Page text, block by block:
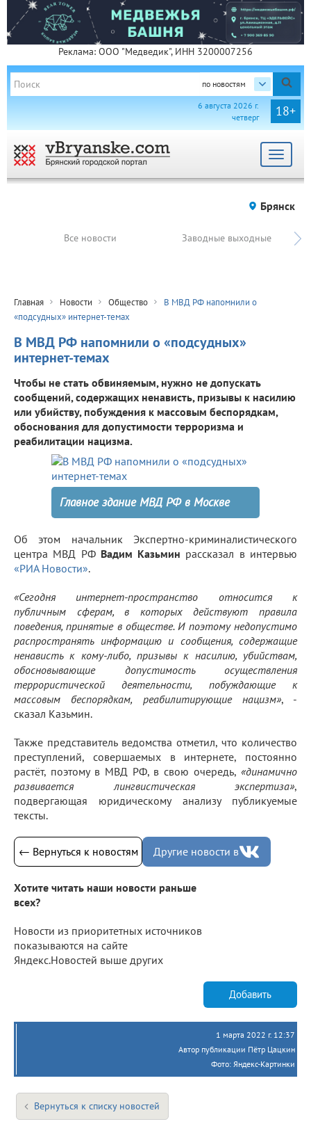
Реклама: ООО "Медведик", ИНН 3200007256
по новостям
18+
6 августа 2026 г.
четверг
Toggle
Брянск
Все новости Заводные выходные
Главная Новости Общество
В МВД РФ напомнили о
«подсудных» интернет-темах
В МВД РФ напомнили о «подсудных»
интернет-темах
Чтобы не стать обвиняемым, нужно не допускать
сообщений, содержащих ненависть, призывы к насилию
или убийству, побуждения к массовым беспорядкам,
обоснования для допустимости терроризма и
реабилитации нацизма.
Главное здание МВД РФ в Москве
Об этом начальник Экспертно-криминалистического
центра МВД РФ Вадим Казьмин рассказал в интервью
«РИА Новости».
«Сегодня интернет-пространство относится к
публичным сферам, в которых действуют правила
поведения, принятые в обществе. И поэтому недопустимо
распространять информацию и сообщения, содержащие
ненависть к кому-либо, призывы к насилию, убийствам,
обосновывающие допустимость осуществления
террористической деятельности, побуждающие к
массовым беспорядкам, реабилитирующие нацизм», -
сказал Казьмин.
Также представитель ведомства отметил, что количество
преступлений, совершаемых в интернете, постоянно
растёт, поэтому в МВД РФ, в свою очередь, «динамично
развивается лингвистическая экспертиза»,
подвергающая юридическому анализу публикуемые
тексты.
← Вернуться к новостям Другие новости в
Хотите читать наши новости раньше
всех?
Новости из приоритетных источников
показываются на сайте
Яндекс.Новостей выше других
Добавить
1 марта 2022 г. 12:37
Автор публикации Пётр Цацкин
Фото: Яндекс-Картинки
Вернуться к списку новостей